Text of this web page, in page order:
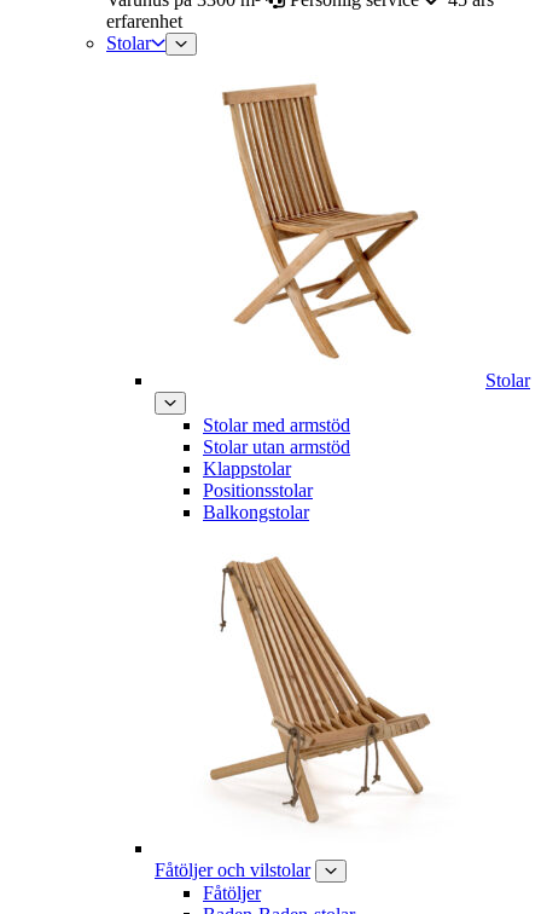
erfarenhet
Stolar
Stolar
Stolar med armstöd
Stolar utan armstöd
Klappstolar
Positionsstolar
Balkongstolar
Fåtöljer och vilstolar
Fåtöljer